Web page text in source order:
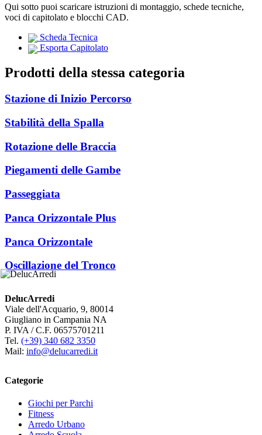
Qui sotto puoi scaricare istruzioni di montaggio, schede tecniche,
voci di capitolato e blocchi CAD.
Scheda Tecnica
Esporta Capitolato
Prodotti della stessa categoria
Stazione di Inizio Percorso
Stabilità della Spalla
Rotazione delle Braccia
Piegamenti delle Gambe
Passeggiata
Panca Orizzontale Plus
Panca Orizzontale
Oscillazione del Tronco
DelucArredi
Viale dell'Acquario, 9, 80014
Giugliano in Campania NA
P. IVA / C.F. 06575701211
Tel. (+39) 340 682 3350
Mail: info@delucarredi.it
Categorie
Giochi per Parchi
Fitness
Arredo Urbano